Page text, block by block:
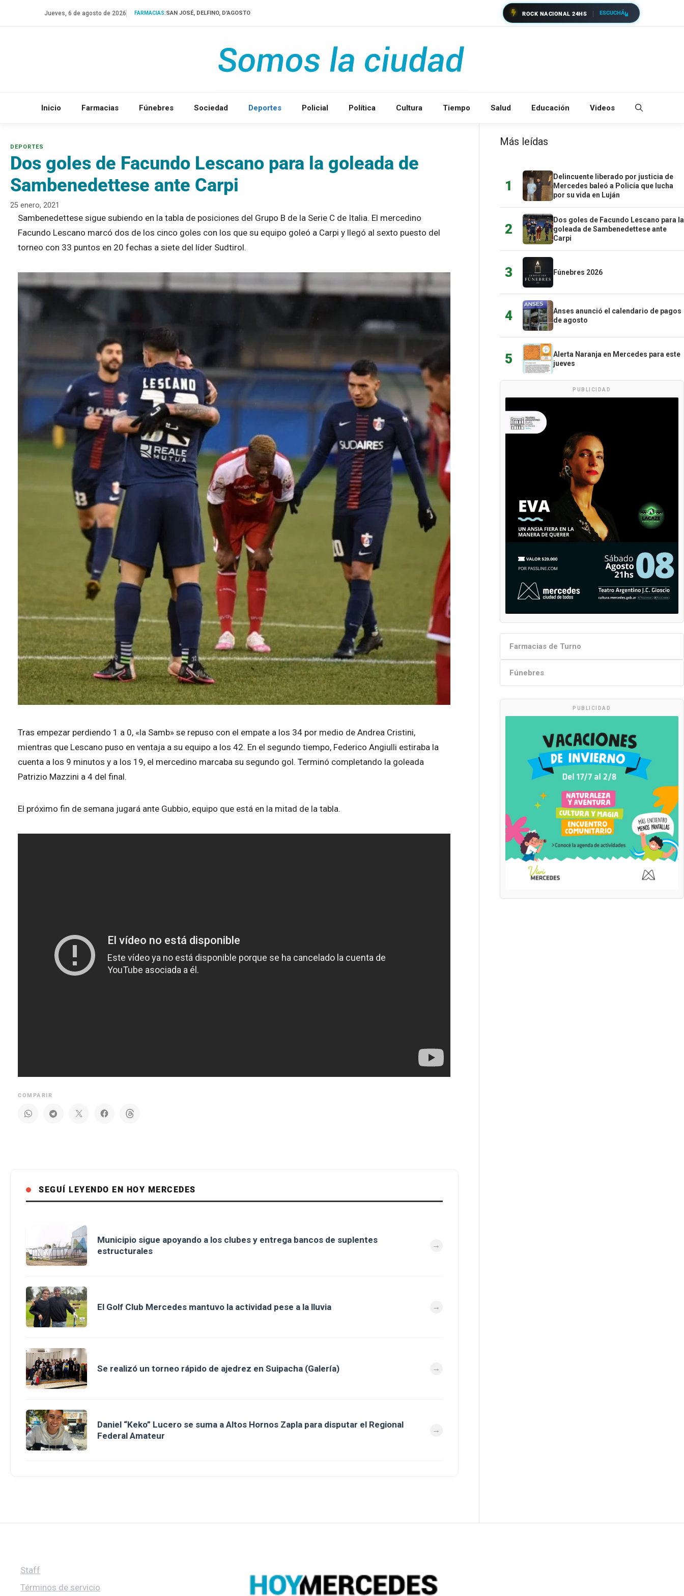
Jueves, 6 de agosto de 2026 FARMACIAS:SAN JOSÉ, DELFINO, D'AGOSTO ROCK NACIONAL 24HS ESCUCHÁ
Inicio Farmacias Fúnebres Sociedad Deportes Policial Política Cultura Tiempo Salud Educación Videos
Dos goles de Facundo Lescano para la goleada de
Sambenedettese ante Carpi
25 enero, 2021
Sambenedettese sigue subiendo en la tabla de posiciones del Grupo B de la Serie C de Italia. El mercedino
Facundo Lescano marcó dos de los cinco goles con los que su equipo goleó a Carpi y llegó al sexto puesto del
torneo con 33 puntos en 20 fechas a siete del líder Sudtirol.
Tras empezar perdiendo 1 a 0, «la Samb» se repuso con el empate a los 34 por medio de Andrea Cristini,
mientras que Lescano puso en ventaja a su equipo a los 42. En el segundo tiempo, Federico Angiulli estiraba la
cuenta a los 9 minutos y a los 19, el mercedino marcaba su segundo gol. Terminó completando la goleada
Patrizio Mazzini a 4 del final.
El próximo fin de semana jugará ante Gubbio, equipo que está en la mitad de la tabla.
COMPARIR
SEGUÍ LEYENDO EN HOY MERCEDES
Municipio sigue apoyando a los clubes y entrega bancos de suplentes
estructurales
El Golf Club Mercedes mantuvo la actividad pese a la lluvia
Se realizó un torneo rápido de ajedrez en Suipacha (Galería)
Daniel “Keko” Lucero se suma a Altos Hornos Zapla para disputar el Regional
Federal Amateur
Más leídas
1
Delincuente liberado por justicia de
Mercedes baleó a Policía que lucha
por su vida en Luján
2
Dos goles de Facundo Lescano para la
goleada de Sambenedettese ante
Carpi
3 Fúnebres 2026
4
Anses anunció el calendario de pagos
de agosto
5
Alerta Naranja en Mercedes para este
jueves
PUBLICIDAD
Farmacias de Turno
Fúnebres
PUBLICIDAD
Staff
Términos de servicio